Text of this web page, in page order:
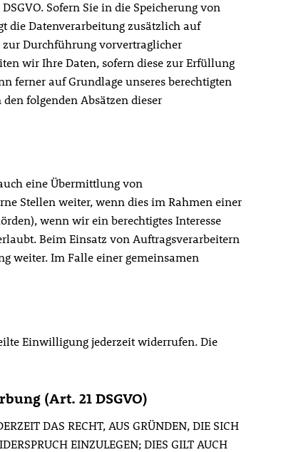
Sofern Sie in die Speicherung von
die Datenverarbeitung zusätzlich auf
zur Durchführung vorvertraglicher
wir Ihre Daten, sofern diese zur Erfüllung
ferner auf Grundlage unseres berechtigten
folgenden Absätzen dieser
eine Übermittlung von
Stellen weiter, wenn dies im Rahmen einer
wenn wir ein berechtigtes Interesse
Beim Einsatz von Auftragsverarbeitern
weiter. Im Falle einer gemeinsamen
Einwilligung jederzeit widerrufen. Die
(Art. 21 DSGVO)
DAS RECHT, AUS GRÜNDEN, DIE SICH
EINZULEGEN; DIES GILT AUCH